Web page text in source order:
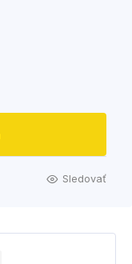
Sledovať